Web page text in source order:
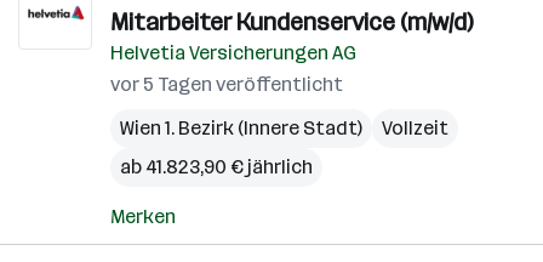
Mitarbeiter Kundenservice (m/w/d)
Helvetia Versicherungen AG
vor 5 Tagen veröffentlicht
Wien 1. Bezirk (Innere Stadt)
Vollzeit
ab 41.823,90 € jährlich
Merken